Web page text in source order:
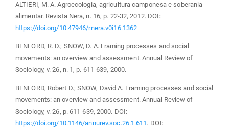
ALTIERI, M. A. Agroecologia, agricultura camponesa e soberania
alimentar. Revista Nera, n. 16, p. 22-32, 2012. DOI:
https://doi.org/10.47946/rnera.v0i16.1362
BENFORD, R. D.; SNOW, D. A. Framing processes and social
movements: an overview and assessment. Annual Review of
Sociology, v. 26, n. 1, p. 611-639, 2000.
BENFORD, Robert D.; SNOW, David A. Framing processes and social
movements: an overview and assessment. Annual Review of
Sociology, v. 26, p. 611-639, 2000. DOI:
https://doi.org/10.1146/annurev.soc.26.1.611 . DOI: